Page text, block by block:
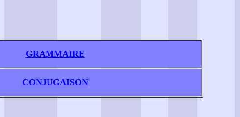
GRAMMAIRE
CONJUGAISON